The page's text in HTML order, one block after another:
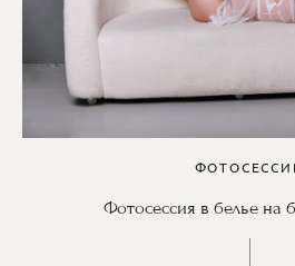
Фотосессия в белье на